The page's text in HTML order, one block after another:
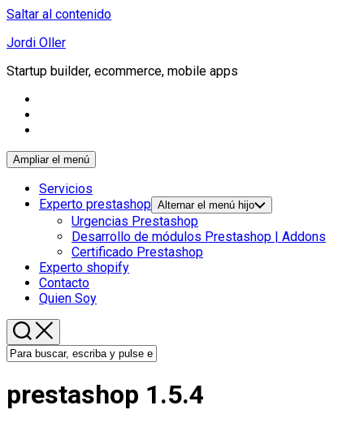
Saltar al contenido
Jordi Oller
Startup builder, ecommerce, mobile apps
Ampliar el menú
Servicios
Experto prestashop Alternar el menú hijo
Urgencias Prestashop
Desarrollo de módulos Prestashop | Addons
Certificado Prestashop
Experto shopify
Contacto
Quien Soy
prestashop 1.5.4